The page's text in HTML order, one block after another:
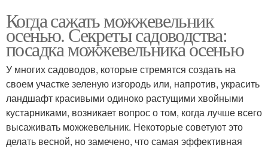
Когда сажать можжевельник
осенью. Секреты садоводства:
посадка можжевельника осенью
У многих садоводов, которые стремятся создать на
своем участке зеленую изгородь или, напротив, украсить
ландшафт красивыми одиноко растущими хвойными
кустарниками, возникает вопрос о том, когда лучше всего
высаживать можжевельник. Некоторые советуют это
делать весной, но замечено, что самая эффективная